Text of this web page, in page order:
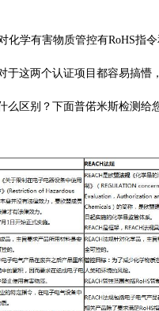
化学有害物质管控有RoHS指令
于这两个认证项目都容易搞懵
么区别？下面普偌米斯检测给